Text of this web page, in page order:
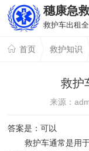
穗康急
救护车出租
首页 救护知识
救护
来源：
答案是：可以
救护车通常是用于